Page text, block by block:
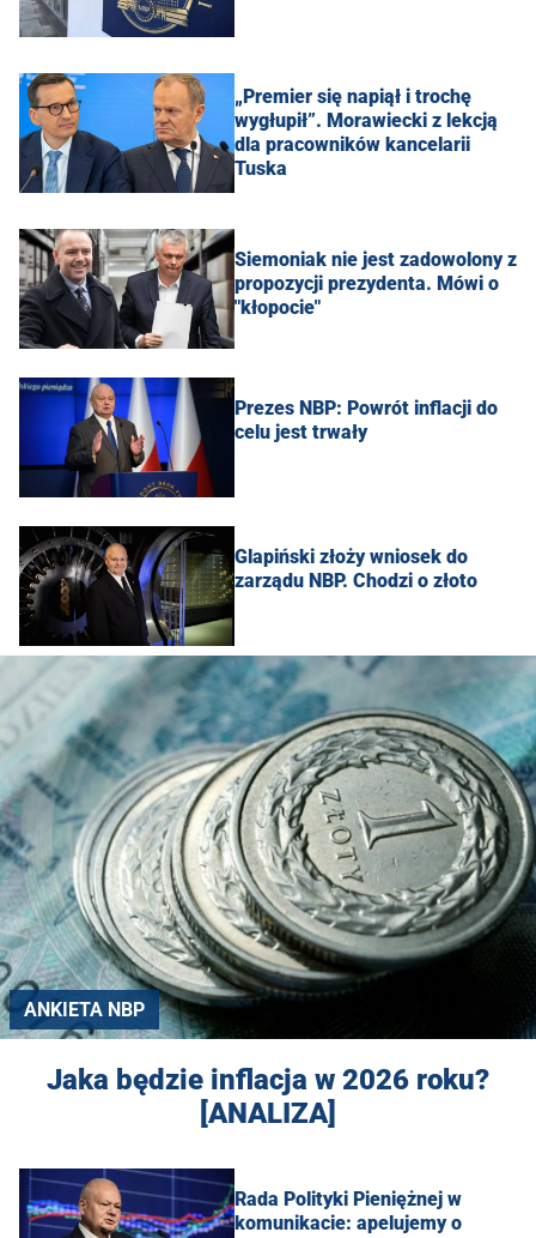
„Premier się napiął i trochę
wygłupił”. Morawiecki z lekcją
dla pracowników kancelarii
Tuska
Siemoniak nie jest zadowolony z
propozycji prezydenta. Mówi o
"kłopocie"
Prezes NBP: Powrót inflacji do
celu jest trwały
Glapiński złoży wniosek do
zarządu NBP. Chodzi o złoto
ANKIETA NBP
Jaka będzie inflacja w 2026 roku?
[ANALIZA]
Rada Polityki Pieniężnej w
komunikacie: apelujemy o